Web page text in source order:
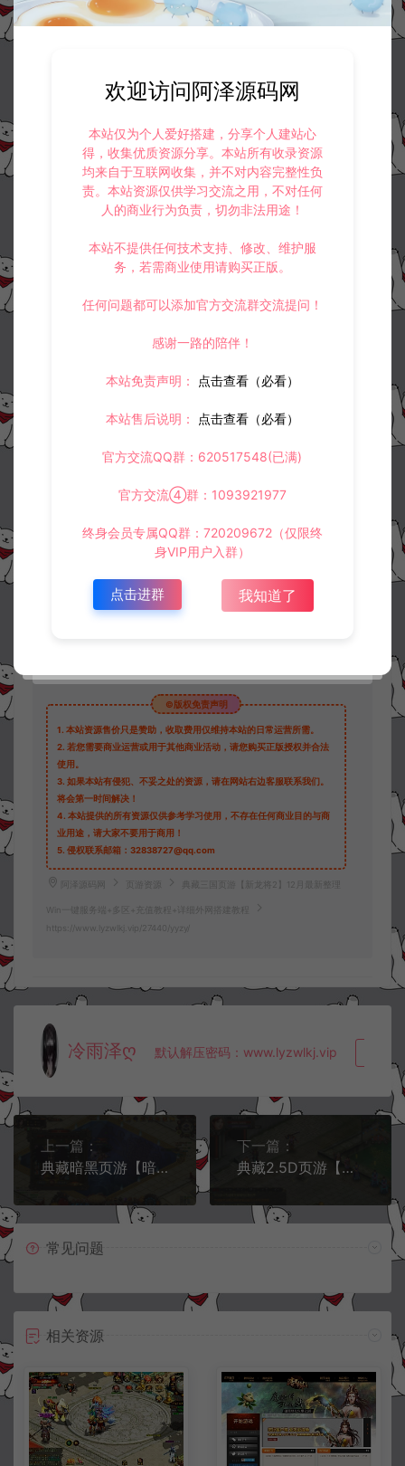
此资源下载价格为 10 星钻，请先
收藏 (0) 打赏 点赞 (1
©版权免责声明
1. 本站资源售价只是赞助，收取费用仅维持本站的日常运营所需。
2. 若您需要商业运营或用于其他商业活动，请您购买正版授权并合法
使用。
3. 如果本站有侵犯、不妥之处的资源，请在网站右边客服联系我们。
将会第一时间解决！
4. 本站提供的所有资源仅供参考学习使用，不存在任何商业目的与商
业用途，请大家不要用于商用！
5. 侵权联系邮箱：32838727@qq.com
阿泽源码网 页游资源 典藏三国页游【新龙将2】12月最新整理
Win一键服务端+多区+充值教程+详细外网搭建教程
https://www.lyzwlkj.vip/27440/yyzy/
冷雨泽ღ 默认解压密码：www.lyzwlkj.vip
上一篇：
典藏暗黑页游【暗黑修仙】12月最新整理Win一键服务端+GM工具+一键IP配置器+详细外网搭建教程
下一篇：
典藏2.5D页游【盘龙OL】12月最新整理Win一键即玩服务端+GM指令+本地客户端
常见问题
相关资源
欢迎访问阿泽源码网
本站仅为个人爱好搭建，分享个人建站心
得，收集优质资源分享。本站所有收录资源
均来自于互联网收集，并不对内容完整性负
责。本站资源仅供学习交流之用，不对任何
人的商业行为负责，切勿非法用途！
本站不提供任何技术支持、修改、维护服
务，若需商业使用请购买正版。
任何问题都可以添加官方交流群交流提问！
感谢一路的陪伴！
本站免责声明： 点击查看（必看）
本站售后说明： 点击查看（必看）
官方交流QQ群：620517548(已满)
官方交流④群：1093921977
终身会员专属QQ群：720209672（仅限终
身VIP用户入群）
点击进群 我知道了